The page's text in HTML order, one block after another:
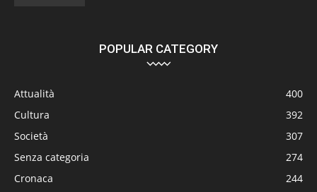
POPULAR CATEGORY
Attualità
400
Cultura
392
Società
307
Senza categoria
274
Cronaca
244